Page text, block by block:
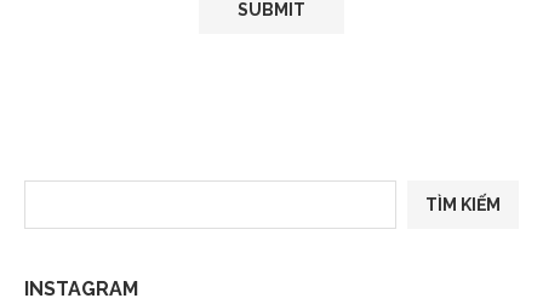
TÌM KIẾM
INSTAGRAM